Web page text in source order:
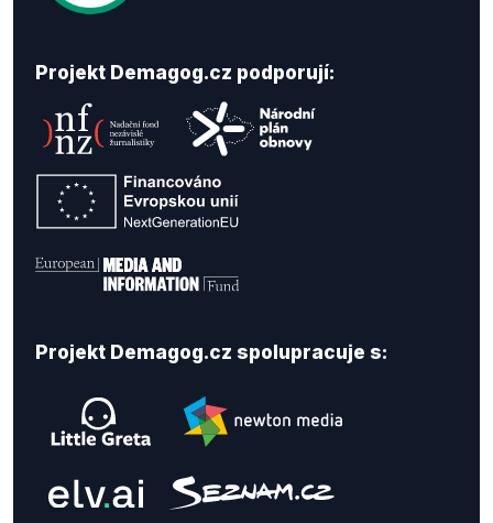
Projekt Demagog.cz podporují:
Projekt Demagog.cz spolupracuje s: